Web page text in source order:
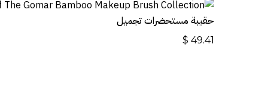
حقيبة مستحضرات تجميل
$ 49.41